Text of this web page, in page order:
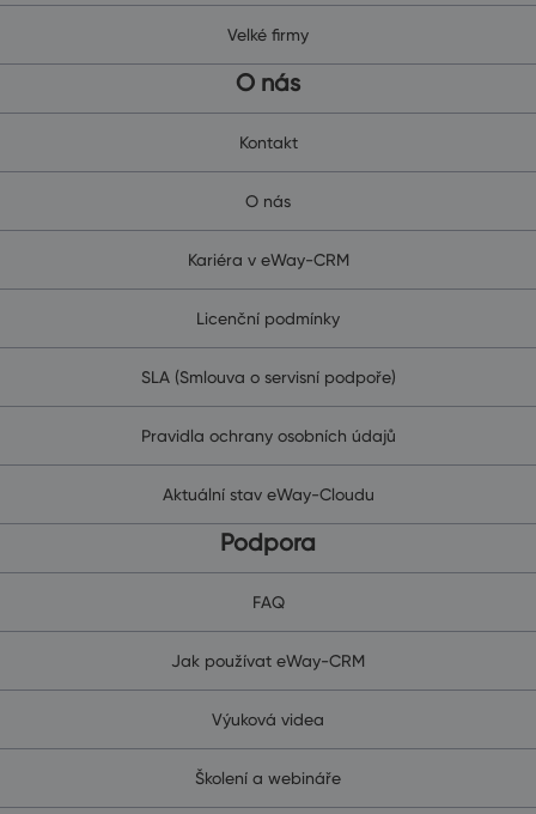
Velké firmy
O nás
Kontakt
O nás
Kariéra v eWay-CRM
Licenční podmínky
SLA (Smlouva o servisní podpoře)
Pravidla ochrany osobních údajů
Aktuální stav eWay-Cloudu
Podpora
FAQ
Jak používat eWay-CRM
Výuková videa
Školení a webináře